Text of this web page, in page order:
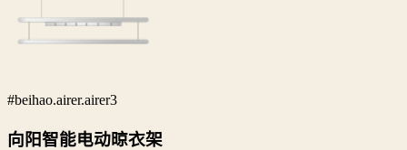
#beihao.airer.airer3
向阳智能电动晾衣架